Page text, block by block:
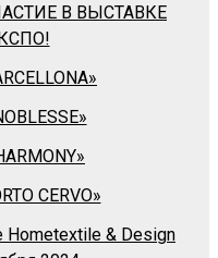
В ВЫСТАВКЕ
CERVO»
& Design